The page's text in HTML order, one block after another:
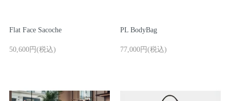
Flat Face Sacoche
50,600円(税込)
PL BodyBag
77,000円(税込)